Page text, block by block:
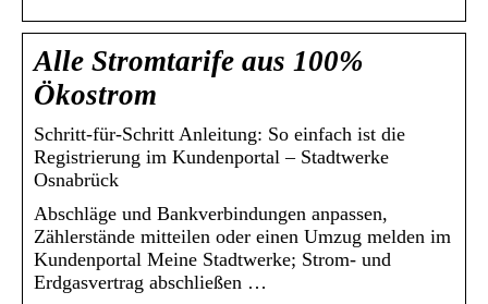
Alle Stromtarife aus 100%
Ökostrom
Schritt-für-Schritt Anleitung: So einfach ist die
Registrierung im Kundenportal – Stadtwerke
Osnabrück
Abschläge und Bankverbindungen anpassen,
Zählerstände mitteilen oder einen Umzug melden im
Kundenportal Meine Stadtwerke; Strom- und
Erdgasvertrag abschließen …